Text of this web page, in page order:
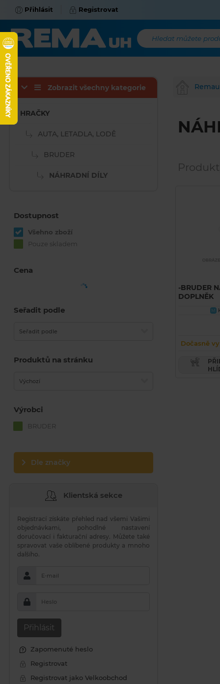
Přihlásit Registrovat
Hledat můžete
-BRUDER
DOPLNĚK
M
Dočasně
Zobrazit všechny kategorie
HRAČKY
AUTA, LETADLA, LODĚ
BRUDER
NÁHRADNÍ DÍLY
Dostupnost
Všehno zboží
Pouze skladem
Cena
Seřadit podle
Seřadit podle
Produktů na stránku
Výchozí
Výrobci
BRUDER
Dle značky
Klientská sekce
Registrací získáte přehled nad všemi Vašimi
objednávkami, pohodlné nastavení
doručovací i fakturační adresy. Můžete také
spravovat vaše oblíbené produkty a mnoho
dalšího.
E-mail
Heslo
Přihlásit
Zapomenuté heslo
Registrovat
Registrovat jako Velkoobchod